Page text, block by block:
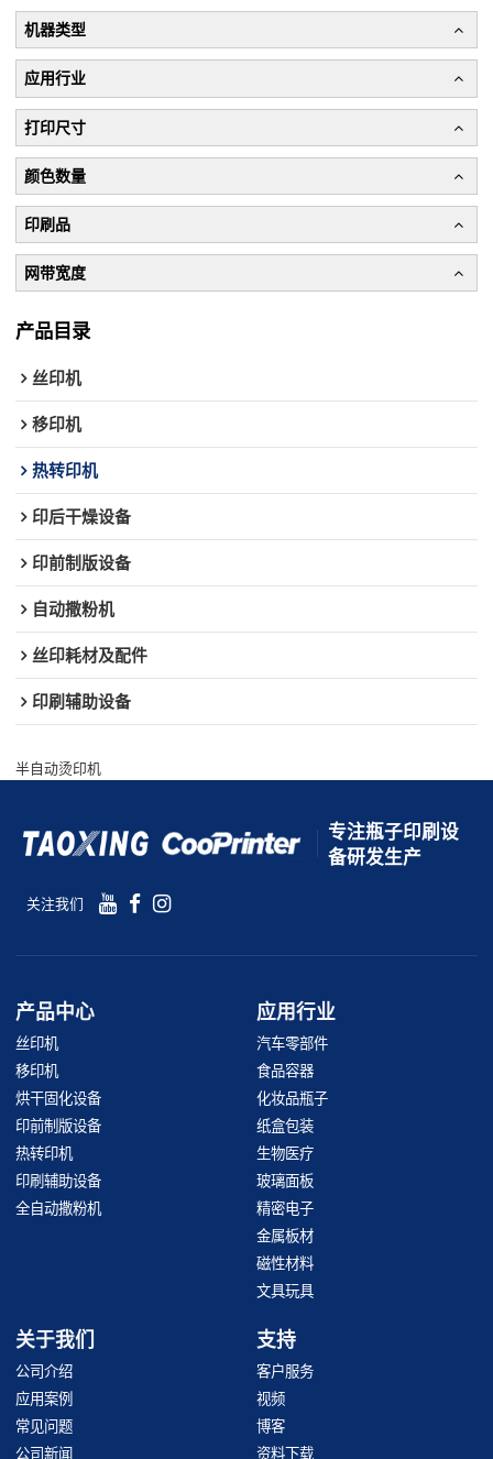
机器类型
应用行业
打印尺寸
颜色数量
印刷品
网带宽度
产品目录
丝印机
移印机
热转印机
印后干燥设备
印前制版设备
自动撒粉机
丝印耗材及配件
印刷辅助设备
半自动烫印机
专注瓶子印刷设
备研发生产
关注我们
产品中心
丝印机
移印机
烘干固化设备
印前制版设备
热转印机
印刷辅助设备
全自动撒粉机
应用行业
汽车零部件
食品容器
化妆品瓶子
纸盒包装
生物医疗
玻璃面板
精密电子
金属板材
磁性材料
文具玩具
关于我们
公司介绍
应用案例
常见问题
公司新闻
支持
客户服务
视频
博客
资料下载